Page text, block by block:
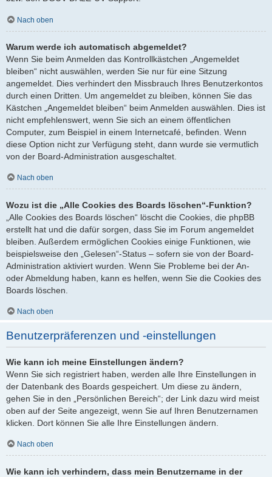
Nach oben
Warum werde ich automatisch abgemeldet?
Wenn Sie beim Anmelden das Kontrollkästchen „Angemeldet
bleiben“ nicht auswählen, werden Sie nur für eine Sitzung
angemeldet. Dies verhindert den Missbrauch Ihres Benutzerkontos
durch einen Dritten. Um angemeldet zu bleiben, können Sie das
Kästchen „Angemeldet bleiben“ beim Anmelden auswählen. Dies ist
nicht empfehlenswert, wenn Sie sich an einem öffentlichen
Computer, zum Beispiel in einem Internetcafé, befinden. Wenn
diese Option nicht zur Verfügung steht, dann wurde sie vermutlich
von der Board-Administration ausgeschaltet.
Nach oben
Wozu ist die „Alle Cookies des Boards löschen“-Funktion?
„Alle Cookies des Boards löschen“ löscht die Cookies, die phpBB
erstellt hat und die dafür sorgen, dass Sie im Forum angemeldet
bleiben. Außerdem ermöglichen Cookies einige Funktionen, wie
beispielsweise den „Gelesen“-Status – sofern sie von der Board-
Administration aktiviert wurden. Wenn Sie Probleme bei der An-
oder Abmeldung haben, kann es helfen, wenn Sie die Cookies des
Boards löschen.
Nach oben
Benutzerpräferenzen und -einstellungen
Wie kann ich meine Einstellungen ändern?
Wenn Sie sich registriert haben, werden alle Ihre Einstellungen in
der Datenbank des Boards gespeichert. Um diese zu ändern,
gehen Sie in den „Persönlichen Bereich“; der Link dazu wird meist
oben auf der Seite angezeigt, wenn Sie auf Ihren Benutzernamen
klicken. Dort können Sie alle Ihre Einstellungen ändern.
Nach oben
Wie kann ich verhindern, dass mein Benutzername in der